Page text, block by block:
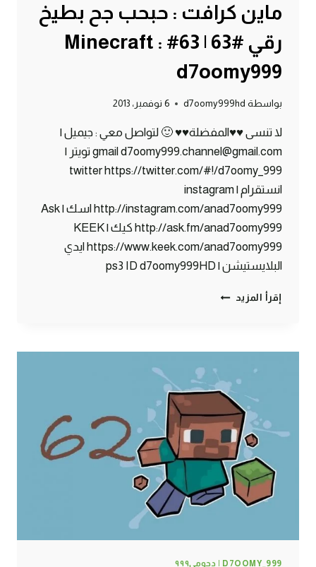
ماين كرافت : حبحب جح بطيخ
رقي #63 | 63# Minecraft :
d7oomy999
بواسطة d7oomy999hd 6 نوفمبر، 2013
لا تنسى ♥♥المفضلة♥♥ 🙂 لتواصل معي : جيميل |
gmail d7oomy999.channel@gmail.com تويتر |
twitter https://twitter.com/#!/d7oomy_999
انستقرام | instagram
http://instagram.com/anad7oomy999 اسك | Ask
http://ask.fm/anad7oomy999 كيك | KEEK
https://www.keek.com/anad7oomy999 ايدي
البلايستيشن | ps3 ID d7oomy999HD
إقرأ المزيد ماين
جح
بطيخ
رقي
#63
|
63#
MINECRAFT
:
D7OOMY999
D7OOMY_999 | دحومي٩٩٩